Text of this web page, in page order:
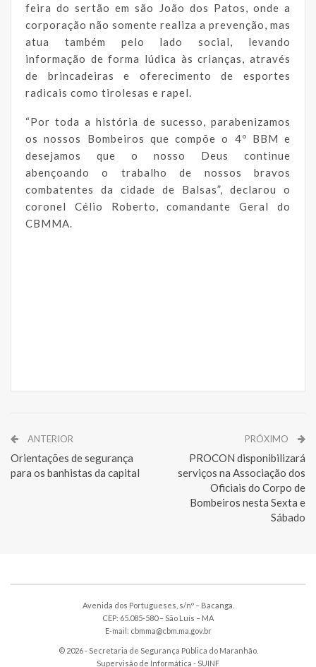
feira do sertão em são João dos Patos, onde a
corporação não somente realiza a prevenção, mas
atua também pelo lado social, levando
informação de forma lúdica às crianças, através
de brincadeiras e oferecimento de esportes
radicais como tirolesas e rapel.
“Por toda a história de sucesso, parabenizamos
os nossos Bombeiros que compõe o 4º BBM e
desejamos que o nosso Deus continue
abençoando o trabalho de nossos bravos
combatentes da cidade de Balsas”, declarou o
coronel Célio Roberto, comandante Geral do
CBMMA.
ANTERIOR
Orientações de segurança
para os banhistas da capital
PRÓXIMO
PROCON disponibilizará
serviços na Associação dos
Oficiais do Corpo de
Bombeiros nesta Sexta e
Sábado
Avenida dos Portugueses, s/nº – Bacanga.
CEP: 65.085-580 – São Luís – MA
E-mail: cbmma@cbm.ma.gov.br
© 2026 - Secretaria de Segurança Pública do Maranhão.
Supervisão de Informática - SUINF